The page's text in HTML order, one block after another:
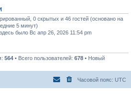
0 скрытых и 46 гостей (основано на
5 минут)
было Вс апр 26, 2026 11:54 pm
564 • Всего пользователей: 678 • Новый
Часовой пояс: UTC